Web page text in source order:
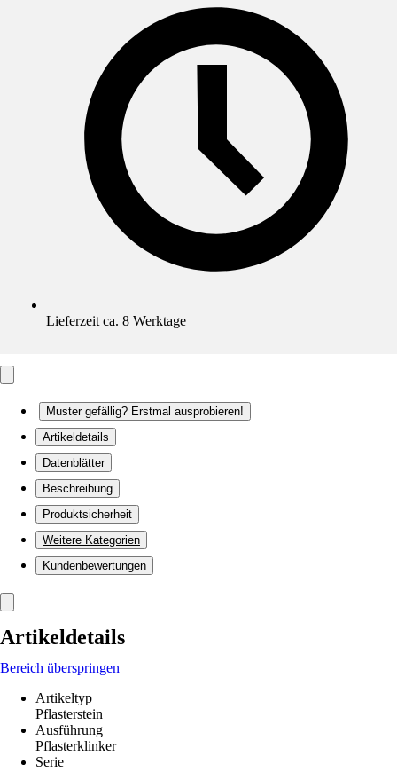
Lieferzeit ca. 8 Werktage
Muster gefällig? Erstmal ausprobieren!
Artikeldetails
Datenblätter
Beschreibung
Produktsicherheit
Weitere Kategorien
Kundenbewertungen
Artikeldetails
Bereich überspringen
Artikeltyp
Pflasterstein
Ausführung
Pflasterklinker
Serie